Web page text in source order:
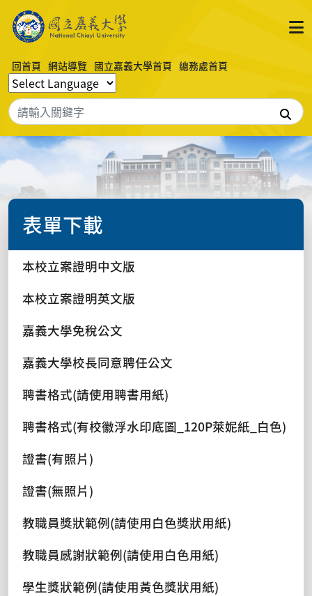
回首頁 網站導覽 國立嘉義大學首頁 總務處首頁
搜尋
表單下載
本校立案證明中文版
本校立案證明英文版
嘉義大學免稅公文
嘉義大學校長同意聘任公文
聘書格式(請使用聘書用紙)
聘書格式(有校徽浮水印底圖_120P萊妮紙_白色)
證書(有照片)
證書(無照片)
教職員獎狀範例(請使用白色獎狀用紙)
教職員感謝狀範例(請使用白色用紙)
學生獎狀範例(請使用黃色獎狀用紙)